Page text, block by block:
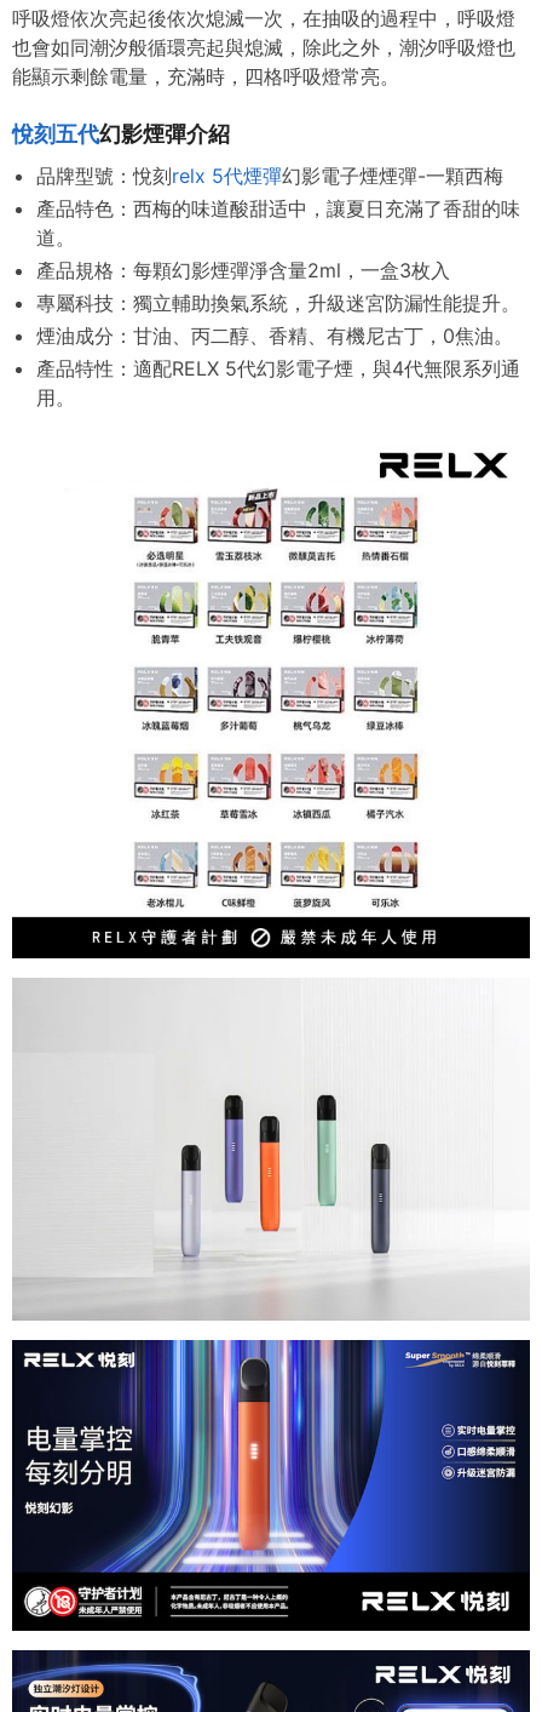
呼吸燈依次亮起後依次熄滅一次，在抽吸的過程中，呼吸燈
也會如同潮汐般循環亮起與熄滅，除此之外，潮汐呼吸燈也
能顯示剩餘電量，充滿時，四格呼吸燈常亮。
悅刻五代幻影煙彈介紹
品牌型號：悅刻relx 5代煙彈幻影電子煙煙彈-一顆西梅
產品特色： 西梅的味道酸甜适中 ，讓夏日充滿了香甜的味
道。
產品規格：每顆幻影煙彈淨含量2ml，一盒3枚入
專屬科技：獨立輔助換氣系統，升級迷宮防漏性能提升。
煙油成分：甘油、丙二醇、香精、有機尼古丁，0焦油。
產品特性：適配RELX 5代幻影電子煙，與4代無限系列通
用。